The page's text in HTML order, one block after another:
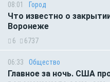
08:01 Город
Что известно о
Воронеже
6 6737
06:33 Общество
Главное за ночь. CША